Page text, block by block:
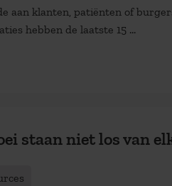
aan klanten, patiënten of
hebben de laatste 15 ...
staan niet los van